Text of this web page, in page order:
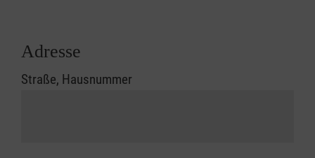
Adresse
Straße, Hausnummer